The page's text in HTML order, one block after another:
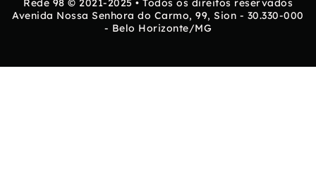
Rede 98 © 2021-2025 • Todos os direitos reservados
Avenida Nossa Senhora do Carmo, 99, Sion - 30.330-000
- Belo Horizonte/MG